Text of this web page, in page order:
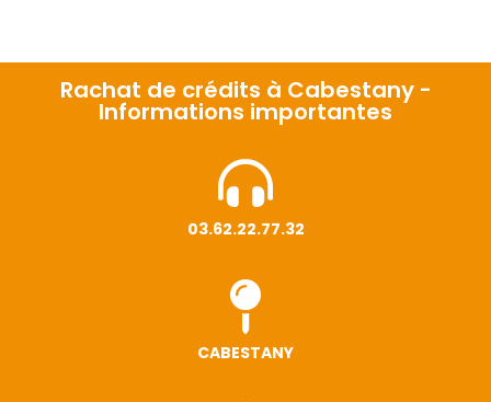
Rachat de crédits à Cabestany -
Informations importantes
03.62.22.77.32
CABESTANY